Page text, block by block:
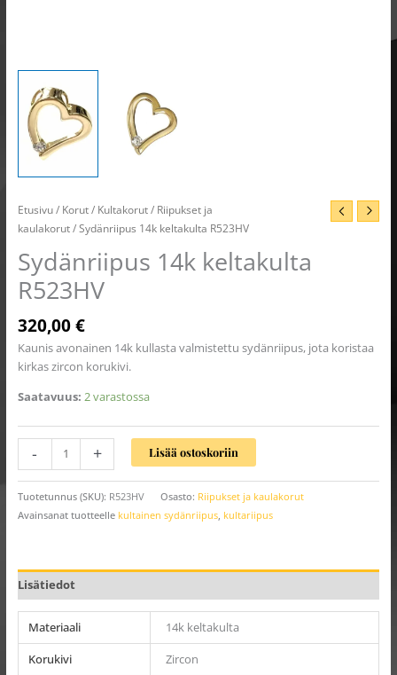
Etusivu/ Korut/ Kultakorut/ Riipukset ja
kaulakorut/ Sydänriipus 14k keltakulta R523HV
Sydänriipus 14k keltakulta
R523HV
320,00€
Kaunis avonainen 14k kullasta valmistettu sydänriipus, jota koristaa
kirkas zircon korukivi.
Saatavuus: 2 varastossa
- + Lisää ostoskoriin
Tuotetunnus (SKU): R523HV Osasto: Riipukset ja kaulakorut
Avainsanat tuotteelle kultainen sydänriipus, kultariipus
Lisätiedot
Materiaali
14k keltakulta
Korukivi
Zircon